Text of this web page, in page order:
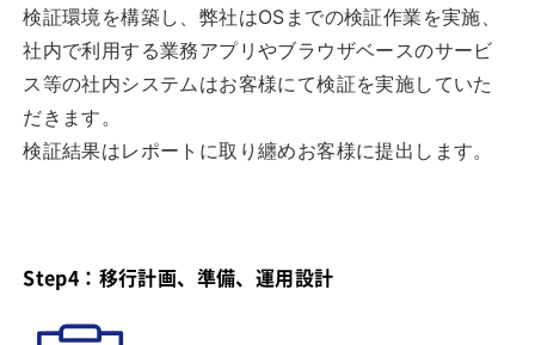
検証環境を構築し、弊社はOSまでの検証作業を実施、
社内で利用する業務アプリやブラウザベースのサービ
ス等の社内システムはお客様にて検証を実施していた
だきます。
検証結果はレポートに取り纏めお客様に提出します。
Step4：移行計画、準備、運用設計